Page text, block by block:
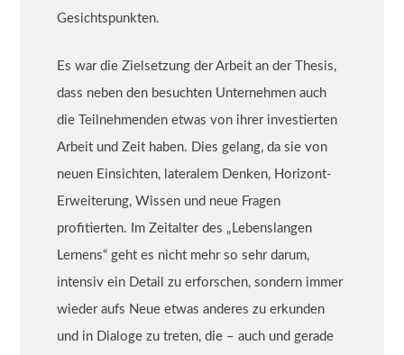
Gesichtspunkten.
Es war die Zielsetzung der Arbeit an der Thesis,
dass neben den besuchten Unternehmen auch
die Teilnehmenden etwas von ihrer investierten
Arbeit und Zeit haben. Dies gelang, da sie von
neuen Einsichten, lateralem Denken, Horizont-
Erweiterung, Wissen und neue Fragen
profitierten. Im Zeitalter des „Lebenslangen
Lernens“ geht es nicht mehr so sehr darum,
intensiv ein Detail zu erforschen, sondern immer
wieder aufs Neue etwas anderes zu erkunden
und in Dialoge zu treten, die – auch und gerade